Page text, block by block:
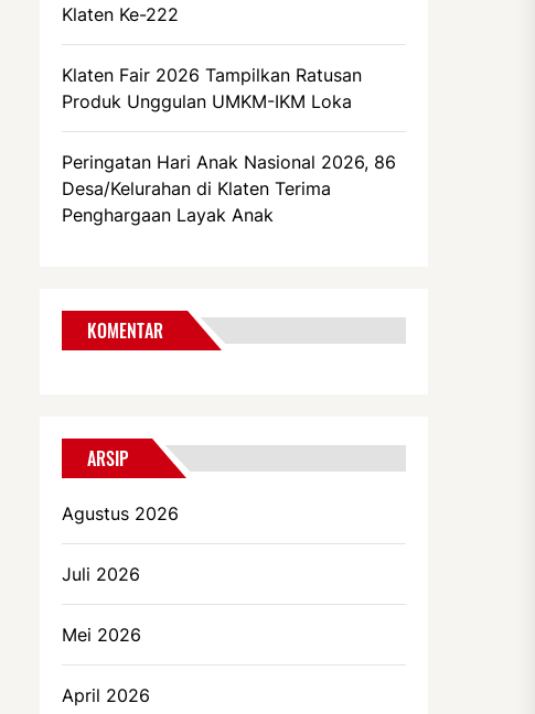
Klaten Ke-222
Klaten Fair 2026 Tampilkan Ratusan
Produk Unggulan UMKM-IKM Loka
Peringatan Hari Anak Nasional 2026, 86
Desa/Kelurahan di Klaten Terima
Penghargaan Layak Anak
KOMENTAR
ARSIP
Agustus 2026
Juli 2026
Mei 2026
April 2026